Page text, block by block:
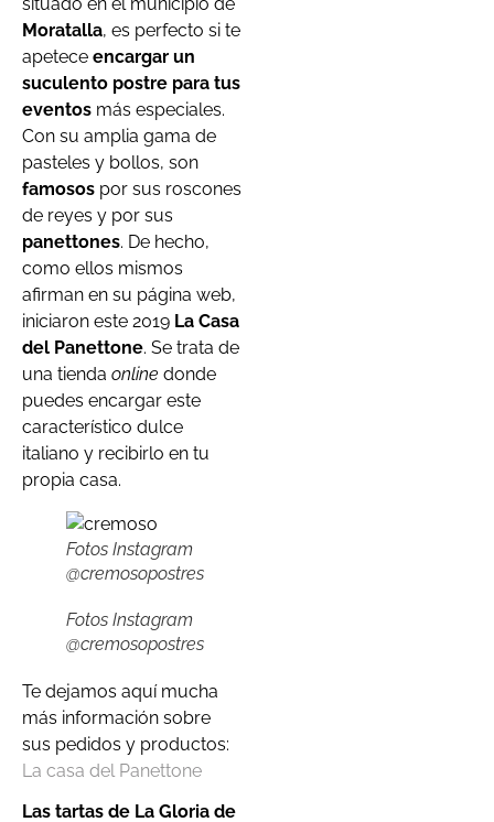
situado en el municipio de
Moratalla, es perfecto si te
apetece encargar un
suculento postre para tus
eventos más especiales.
Con su amplia gama de
pasteles y bollos, son
famosos por sus roscones
de reyes y por sus
panettones. De hecho,
como ellos mismos
afirman en su página web,
iniciaron este 2019 La Casa
del Panettone. Se trata de
una tienda online donde
puedes encargar este
característico dulce
italiano y recibirlo en tu
propia casa.
Fotos Instagram
@cremosopostres
Fotos Instagram
@cremosopostres
Te dejamos aquí mucha
más información sobre
sus pedidos y productos:
La casa del Panettone
Las tartas de La Gloria de